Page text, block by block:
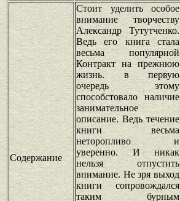
Содержание
Стоит уделить особое
внимание творчеству
Александр Тутутченко.
Ведь его книга стала
весьма популярной
Контракт на прежнюю
жизнь. в первую
очередь этому
способстовало наличие
занимательное
описание. Ведь течение
книги весьма
неторопливо и
уверенно. И никак
нельзя отпустить
внимание. Не зря выход
книги сопровождался
таким бурным